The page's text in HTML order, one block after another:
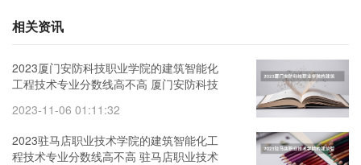
相关资讯
2023厦门安防科技职业学院的建筑智能化
工程技术专业分数线高不高 厦门安防科技
数线参考表单
2023-11-06 01:11:32
2023驻马店职业技术学院的建筑智能化工
程技术专业分数线高不高 驻马店职业技术